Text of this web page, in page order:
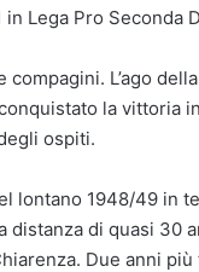
Lega Pro Seconda
L’ago
la vittoria
ospiti.
lontano 1948/49 in
distanza di quasi 30
Due anni più